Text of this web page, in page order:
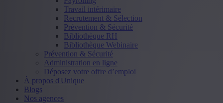
Travail intérimaire
Recrutement & Sélection
Prévention & Sécurité
Bibliothèque RH
Bibliothèque Webinaire
Prévention & Sécurité
Administration en ligne
Déposez votre offre d’emploi
À propos d'Unique
Blogs
Nos agences